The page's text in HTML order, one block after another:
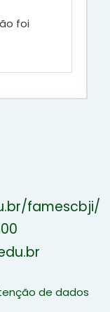
foi
famescbji/
de dados